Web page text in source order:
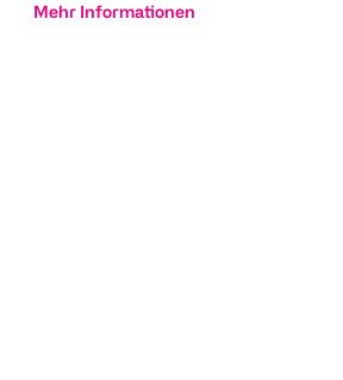
Mehr Informationen